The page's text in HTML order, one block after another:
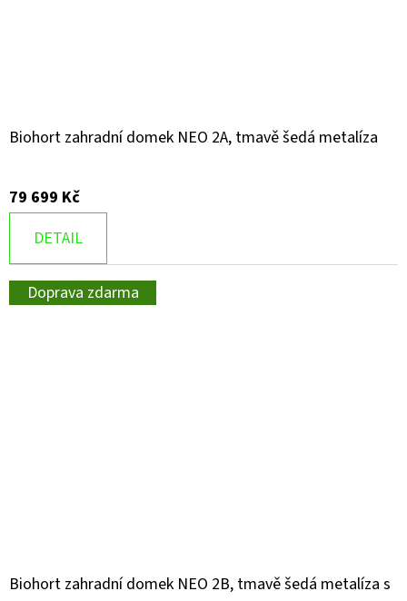
Biohort zahradní domek NEO 2A, tmavě šedá metalíza
79 699 Kč
DETAIL
Doprava zdarma
Biohort zahradní domek NEO 2B, tmavě šedá metalíza s